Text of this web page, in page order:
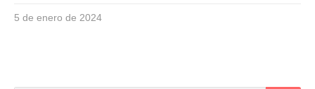
5 de enero de 2024